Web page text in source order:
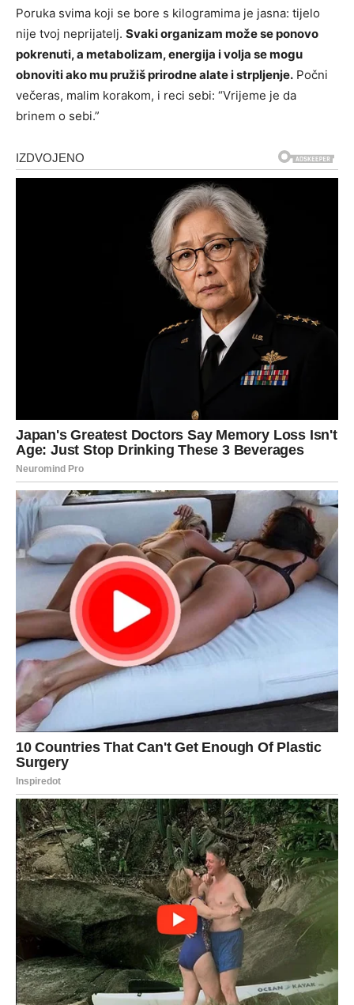
Poruka svima koji se bore s kilogramima je jasna: tijelo
nije tvoj neprijatelj. Svaki organizam može se ponovo
pokrenuti, a metabolizam, energija i volja se mogu
obnoviti ako mu pružiš prirodne alate i strpljenje. Počni
večeras, malim korakom, i reci sebi: “Vrijeme je da
brinem o sebi.”